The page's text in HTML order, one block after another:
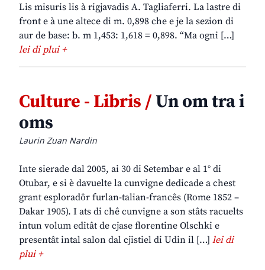
Lis misuris lis à rigjavadis A. Tagliaferri. La lastre di
front e à une altece di m. 0,898 che e je la sezion di
aur de base: b. m 1,453: 1,618 = 0,898. “Ma ogni […]
lei di plui +
Culture - Libris /Un om tra i
oms
Laurin Zuan Nardin
Inte sierade dal 2005, ai 30 di Setembar e al 1° di
Otubar, e si è davuelte la cunvigne dedicade a chest
grant esploradôr furlan-talian-francês (Rome 1852 –
Dakar 1905). I ats di chê cunvigne a son stâts racuelts
intun volum editât de cjase florentine Olschki e
presentât intal salon dal cjistiel di Udin il […] lei di
plui +